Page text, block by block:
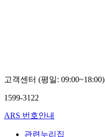
고객센터 (평일: 09:00~18:00)
1599-3122
ARS 번호안내
관련누리집